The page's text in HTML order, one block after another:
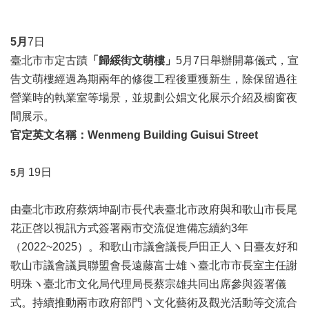
間
歷
年
文
化
節
慶
廉
區
珍
貴
文
化
資
5月 7日
臺北市市定古蹟 「歸綏街文萌樓」 5月7日舉辦開幕儀式，宣
告文萌樓經過為期兩年的修復工程後重獲新生，除保留過往
營業時的執業室等場景，並規劃公娼文化展示介紹及櫥窗夜
間展示。
官定英文名稱：Wenmeng Building Guisui Street
5月 19日
由臺北市政府蔡炳坤副市長代表臺北市政府與和歌山市長尾
花正啓以視訊方式簽署兩市交流促進備忘續約3年
（2022~2025）。和歌山市議會議長戶田正人ヽ日臺友好和
歌山市議會議員聯盟會長遠藤富士雄ヽ臺北市市長室主任謝
明珠ヽ臺北市文化局代理局長蔡宗雄共同出席參與簽署儀
式。持續推動兩市政府部門ヽ文化藝術及觀光活動等交流合